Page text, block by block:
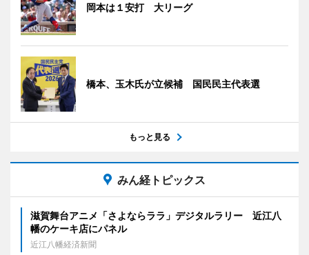
岡本は１安打 大リーグ
橋本、玉木氏が立候補 国民民主代表選
もっと見る
みん経トピックス
滋賀舞台アニメ「さよならララ」デジタルラリー 近江八
幡のケーキ店にパネル
近江八幡経済新聞